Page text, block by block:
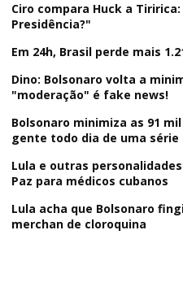
Ciro compara Huck a
Presidência?"
Em 24h, Brasil perde mais
Dino: Bolsonaro volta a
"moderação" é fake news!
Bolsonaro minimiza as 91
gente todo dia de uma série
Lula e outras
Paz para médicos cubanos
Lula acha que Bolsonaro
merchan de cloroquina